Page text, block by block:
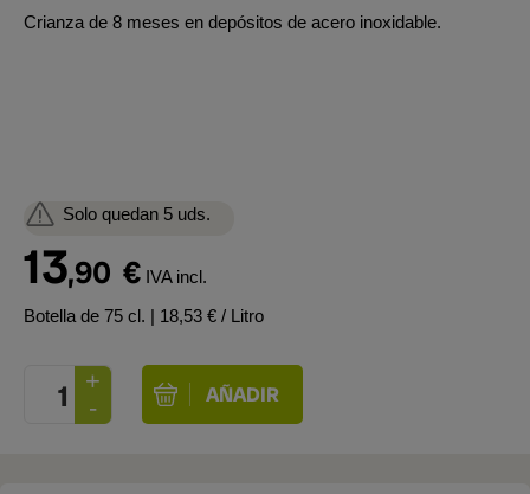
Crianza de 8 meses en depósitos de acero inoxidable.
Solo quedan 5 uds.
13,90 € IVA incl.
Botella de 75 cl. | 18,53 € / Litro